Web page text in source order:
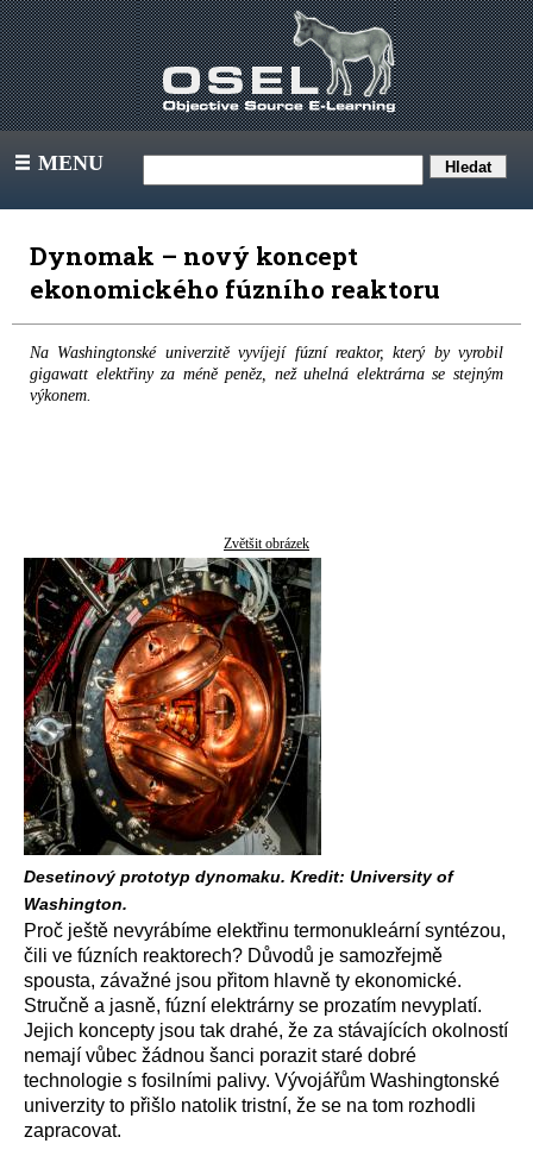
III MENU
Dynomak – nový koncept
ekonomického fúzního reaktoru
Na Washingtonské univerzitě vyvíjejí fúzní reaktor, který by vyrobil
gigawatt elektřiny za méně peněz, než uhelná elektrárna se stejným
výkonem.
Zvětšit obrázek
Desetinový prototyp dynomaku. Kredit: University of
Washington.
Proč ještě nevyrábíme elektřinu termonukleární syntézou,
čili ve fúzních reaktorech? Důvodů je samozřejmě
spousta, závažné jsou přitom hlavně ty ekonomické.
Stručně a jasně, fúzní elektrárny se prozatím nevyplatí.
Jejich koncepty jsou tak drahé, že za stávajících okolností
nemají vůbec žádnou šanci porazit staré dobré
technologie s fosilními palivy. Vývojářům Washingtonské
univerzity to přišlo natolik tristní, že se na tom rozhodli
zapracovat.